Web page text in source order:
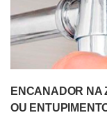
ENCANADOR NA
OU